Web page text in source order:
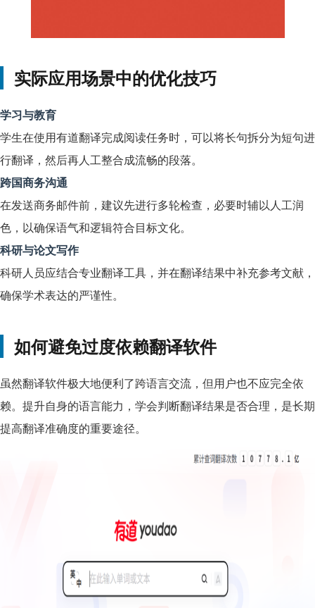
实际应用场景中的优化技巧
学习与教育
学生在使用有道翻译完成阅读任务时，可以将长句拆分为短句进
行翻译，然后再人工整合成流畅的段落。
跨国商务沟通
在发送商务邮件前，建议先进行多轮检查，必要时辅以人工润
色，以确保语气和逻辑符合目标文化。
科研与论文写作
科研人员应结合专业翻译工具，并在翻译结果中补充参考文献，
确保学术表达的严谨性。
如何避免过度依赖翻译软件
虽然翻译软件极大地便利了跨语言交流，但用户也不应完全依
赖。提升自身的语言能力，学会判断翻译结果是否合理，是长期
提高翻译准确度的重要途径。